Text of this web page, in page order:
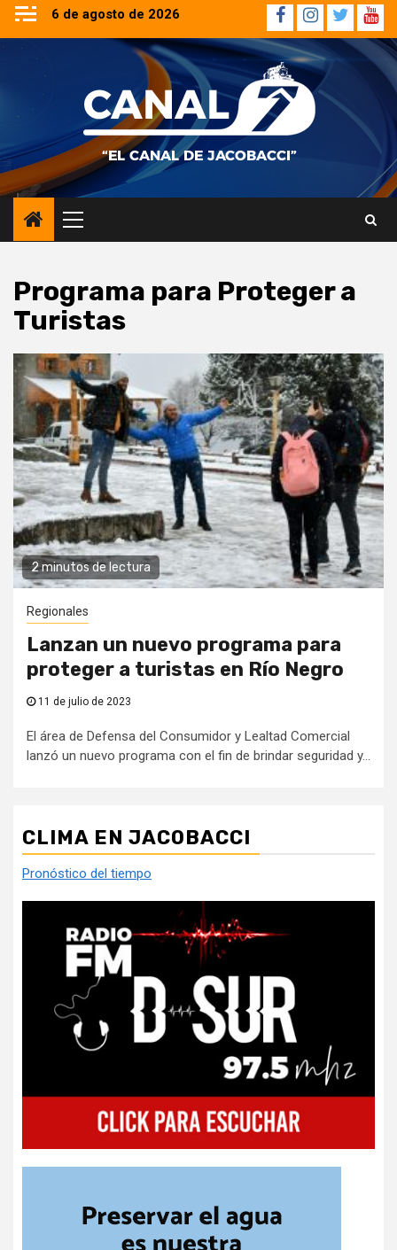
Saltar
contenido
6 de agosto de 2026 Facebook
Instagram
Twitter
Menú
principal
Programa para Proteger a
Turistas
2 minutos de lectura
Regionales
Lanzan un nuevo programa para
proteger a turistas en Río Negro
11 de julio de 2023
El área de Defensa del Consumidor y Lealtad Comercial
lanzó un nuevo programa con el fin de brindar seguridad y...
CLIMA EN JACOBACCI
Pronóstico del tiempo